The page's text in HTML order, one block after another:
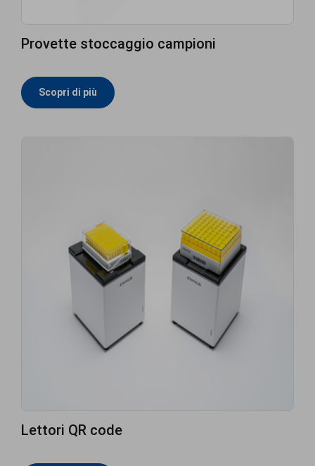
Provette stoccaggio campioni
Scopri di più
Lettori QR code